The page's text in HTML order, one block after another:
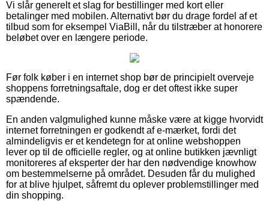
Vi slår generelt et slag for bestillinger med kort eller
betalinger med mobilen. Alternativt bør du drage fordel af et
tilbud som for eksempel ViaBill, når du tilstræber at honorere
beløbet over en længere periode.
Før folk køber i en internet shop bør de principielt overveje
shoppens forretningsaftale, dog er det oftest ikke super
spændende.
En anden valgmulighed kunne måske være at kigge hvorvidt
internet forretningen er godkendt af e-mærket, fordi det
almindeligvis er et kendetegn for at online webshoppen
lever op til de officielle regler, og at online butikken jævnligt
monitoreres af eksperter der har den nødvendige knowhow
om bestemmelserne på området. Desuden får du mulighed
for at blive hjulpet, såfremt du oplever problemstillinger med
din shopping.